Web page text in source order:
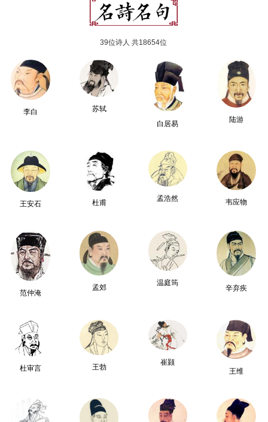
39位诗人 共18654位
李白
苏轼
白居易
陆游
王安石 杜甫
孟浩然 韦应物
范仲淹
孟郊
温庭筠
辛弃疾
杜审言 王勃
崔颢
王维